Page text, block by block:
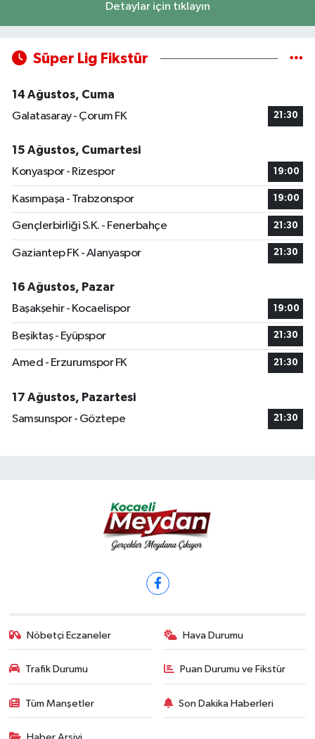
Detaylar için tıklayın
Süper Lig Fikstür
14 Ağustos, Cuma
Galatasaray - Çorum FK
21:30
15 Ağustos, Cumartesi
Konyaspor - Rizespor
19:00
Kasımpaşa - Trabzonspor 19:00
Gençlerbirliği S.K. - Fenerbahçe 21:30
Gaziantep FK - Alanyaspor 21:30
16 Ağustos, Pazar
Başakşehir - Kocaelispor
19:00
Beşiktaş - Eyüpspor 21:30
Amed - Erzurumspor FK 21:30
17 Ağustos, Pazartesi
Samsunspor - Göztepe
21:30
Nöbetçi Eczaneler Hava Durumu
Trafik Durumu Puan Durumu ve Fikstür
Tüm Manşetler Son Dakika Haberleri